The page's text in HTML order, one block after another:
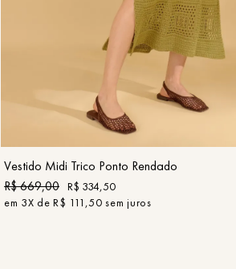
P M G
Vestido Midi Trico Ponto Rendado
R$669,00 R$ 334,50
em 3X deR$ 111 ,50 sem juros